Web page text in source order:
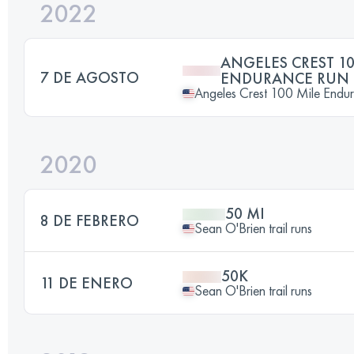
2022
7 DE AGOSTO
ANGELES CREST
ENDURANCE RUN
Angeles Crest 100 Mile
2020
8 DE FEBRERO 50 MI
Sean O'Brien trail runs
11 DE ENERO 50K
Sean O'Brien trail runs